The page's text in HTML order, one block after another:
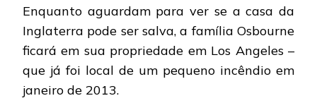
Enquanto aguardam para ver se a casa da
Inglaterra pode ser salva, a família Osbourne
ficará em sua propriedade em Los Angeles –
que já foi local de um pequeno incêndio em
janeiro de 2013.